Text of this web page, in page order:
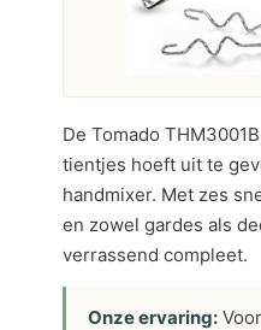
De Tomado
tientjes hoeft uit te
handmixer. Met zes
en zowel gardes als
verrassend compleet.
Onze ervaring: